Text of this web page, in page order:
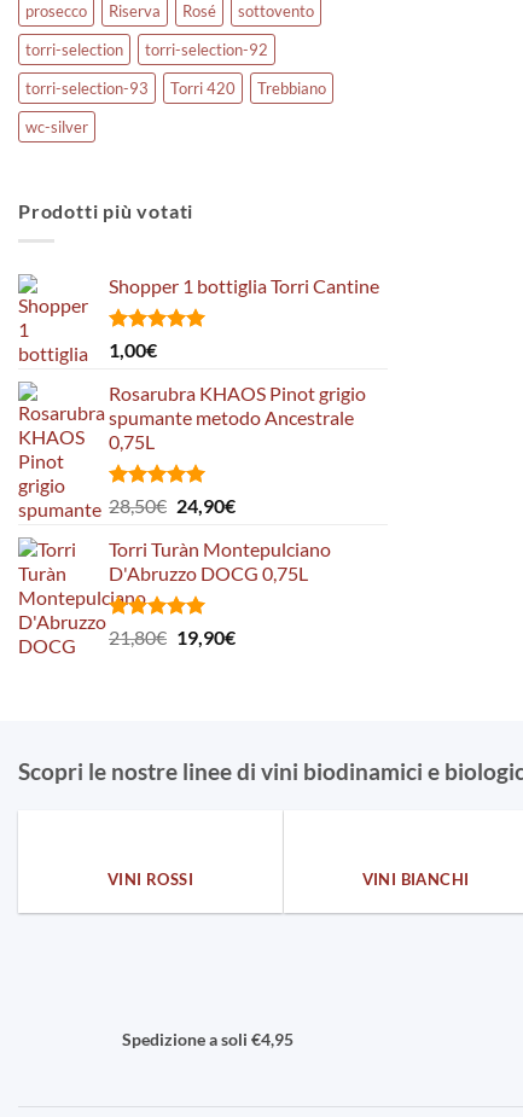
prosecco
Riserva Rosé
sottovento
torri-selection
torri-selection-92
torri-selection-93
Torri 420
Trebbiano
wc-silver
Prodotti più votati
Shopper 1 bottiglia Torri Cantine
Valutato
5.00
1,00€
Rosarubra KHAOS Pinot grigio
spumante metodo Ancestrale
0,75L
Valutato
5.00
28,50€ Il
originale
era:
28,50€.
24,90€Il
attuale
è:
Torri Turàn Montepulciano
D'Abruzzo DOCG 0,75L
Valutato
5.00
21,80€ Il
19,90€Il
Scopri le nostre linee di vini biodinamici e
VINI ROSSI VINI BIANCHI
Spedizione a soli €4,95